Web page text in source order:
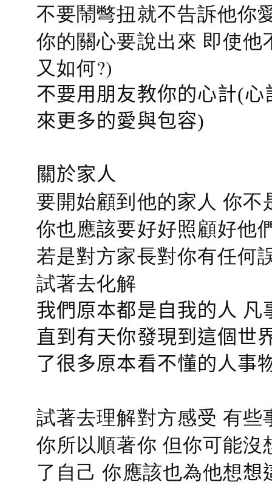
不要鬧彆扭就不告訴他你
你的關心要說出來 即使
又如何?)
不要用朋友教你的心計(
來更多的愛與包容)
關於家人
要開始顧到他的家人 你
你也應該要好好照顧好他
若是對方家長對你有任何
試著去化解
我們原本都是自我的人
直到有天你發現到這個世
了很多原本看不懂的人事
試著去理解對方感受 有
你所以順著你 但你可能
了自己 你應該也為他想想